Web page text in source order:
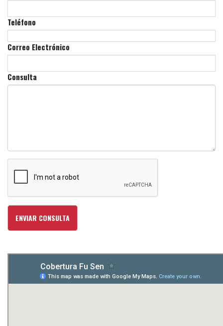
Teléfono
Correo Electrónico
Consulta
ENVIAR CONSULTA